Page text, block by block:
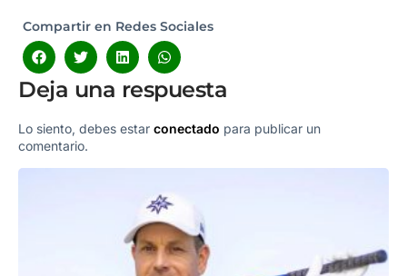
Compartir en Redes Sociales
Deja una respuesta
Lo siento, debes estar conectado para publicar un
comentario.